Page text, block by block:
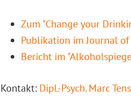
Zum "Change your
Publikation im Journal
Bericht im
Kontakt: Dipl.-Psych. Marc